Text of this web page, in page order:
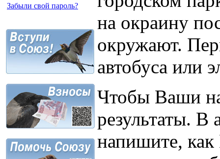
Забыли свой пароль?
на окраину
окружают.
автобуса или
Чтобы Ваши
результаты. В
напишите, как